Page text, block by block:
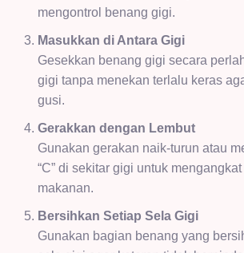
mengontrol benang gigi.
Masukkan di Antara Gigi
Gesekkan benang gigi secara
gigi tanpa menekan terlalu keras
gusi.
Gerakkan dengan Lembut
Gunakan gerakan naik-turun atau
“C” di sekitar gigi untuk
makanan.
Bersihkan Setiap Sela Gigi
Gunakan bagian benang yang